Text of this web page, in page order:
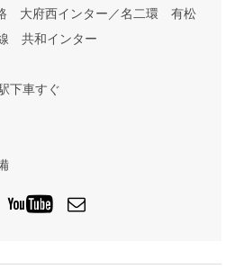
大府西インター／名二環 有松
共和インター
下車すぐ